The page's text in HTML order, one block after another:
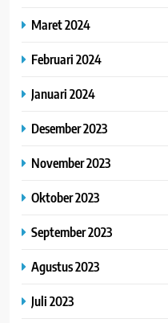
Maret 2024
Februari 2024
Januari 2024
Desember 2023
November 2023
Oktober 2023
September 2023
Agustus 2023
Juli 2023